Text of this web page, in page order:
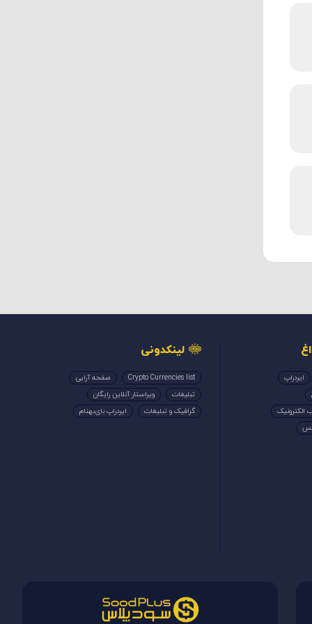
ایردراپ
الکترونیک
لینکدونی
Crypto Currencies list
صفحه آرایی
تبلیغات
ویراستار آنلاین رایگان
گرافیک و تبلیغات
ایردراپ بای‌بهنام